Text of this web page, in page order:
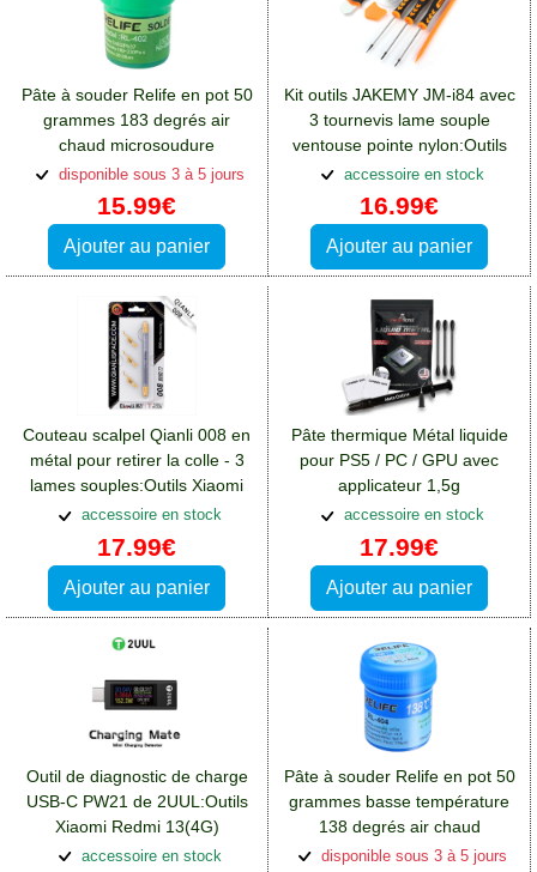
Pâte à souder Relife en pot 50
grammes 183 degrés air
chaud microsoudure
CMS:Outils Xiaomi Redmi
13(4G)
disponible sous 3 à 5 jours
15.99€
Ajouter au panier
Kit outils JAKEMY JM-i84 avec
3 tournevis lame souple
ventouse pointe nylon:Outils
Xiaomi Redmi 13(4G)
accessoire en stock
16.99€
Ajouter au panier
Couteau scalpel Qianli 008 en
métal pour retirer la colle - 3
lames souples:Outils Xiaomi
Redmi 13(4G)
accessoire en stock
17.99€
Ajouter au panier
Pâte thermique Métal liquide
pour PS5 / PC / GPU avec
applicateur 1,5g
PolarTronix:Outils Xiaomi
Redmi 13(4G)
accessoire en stock
17.99€
Ajouter au panier
Outil de diagnostic de charge
USB-C PW21 de 2UUL:Outils
Xiaomi Redmi 13(4G)
accessoire en stock
Pâte à souder Relife en pot 50
grammes basse température
138 degrés air chaud
microsoudure CMS
disponible sous 3 à 5 jours